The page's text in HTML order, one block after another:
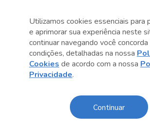
Anterior
Utilizamos cookies essenciais para
e aprimorar sua experiência neste
continuar navegando você
condições, detalhadas na nossa
Cookies de acordo com a nossa
Privacidade.
Continuar